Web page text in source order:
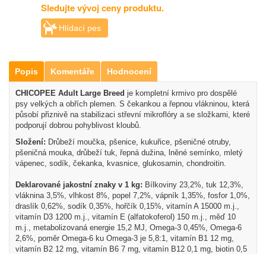
Sledujte vývoj ceny produktu.
Hlídací pes
Popis Komentáře Hodnocení
CHICOPEE Adult Large Breed je kompletní krmivo pro dospělé
psy velkých a obřích plemen. S čekankou a řepnou vlákninou, která
působí přiznivě na stabilizaci střevní mikroflóry a se složkami, které
podporují dobrou pohyblivost kloubů.
Složení: Drůbeží moučka, pšenice, kukuřice, pšeničné otruby,
pšeničná mouka, drůbeží tuk, řepná dužina, lněné semínko, mletý
vápenec, sodík, čekanka, kvasnice, glukosamin, chondroitin.
Deklarované jakostní znaky v 1 kg: Bílkoviny 23,2%, tuk 12,3%,
vláknina 3,5%, vlhkost 8%, popel 7,2%, vápník 1,35%, fosfor 1,0%,
draslík 0,62%, sodík 0,35%, hořčík 0,15%, vitamín A 15000 m.j.,
vitamín D3 1200 m.j., vitamín E (alfatokoferol) 150 m.j., měď 10
m.j., metabolizovaná energie 15,2 MJ, Omega-3 0,45%, Omega-6
2,6%, poměr Omega-6 ku Omega-3 je 5,8:1, vitamín B1 12 mg,
vitamín B2 12 mg, vitamín B6 7 mg, vitamín B12 0,1 mg, biotin 0,5